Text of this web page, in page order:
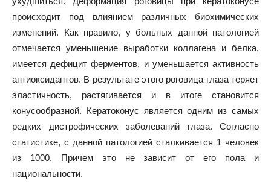
происходит под влиянием различных биохимических
изменений. Как правило, у больных данной патологией
отмечается уменьшение выработки коллагена и белка,
имеется дефицит ферментов, и уменьшается активность
антиоксидантов. В результате этого роговица глаза теряет
эластичность, растягивается и в итоге становится
конусообразной. Кератоконус является одним из самых
редких дистрофических заболеваний глаза. Согласно
статистике, с данной патологией сталкивается 1 человек
из 1000. Причем это не зависит от его пола и
национальности.